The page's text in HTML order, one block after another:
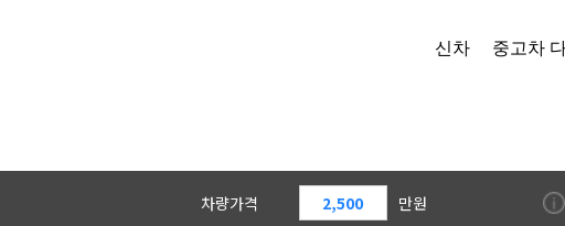
신차 중고차
차량가격 만원